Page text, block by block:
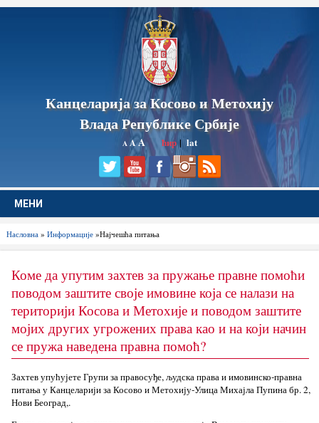
Канцеларија за Косово и Метохију
Влада Републике Србије
A AA ћир|lat
МЕНИ
Насловна» Информације»Најчешћа питања
Коме да упутим захтев за пружање правне помоћи
поводом заштите своје имовине која се налази на
територији Косова и Метохије и поводом заштите
мојих других угрожених права као и на који начин
се пружа наведена правна помоћ?
Захтев упућујете Групи за правосуђе, људска права и имовинско-правна
питања у Канцеларији за Косово и Метохију-Улица Михајла Пупина бр. 2,
Нови Београд,.